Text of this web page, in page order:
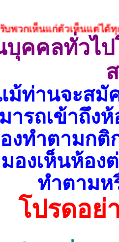
แก่ตัวเห็นแต่ได้ทุกประเภท
บุคคลทั่วไ
ม้ท่านจะสมั
ารถเข้าถึง
งทำตามกติ
มองเห็นห้อ
ทำตามห
โปรดอย่